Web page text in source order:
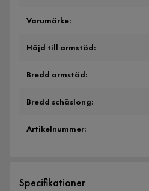
Varumärke:
Höjd till armstöd:
Bredd armstöd:
Bredd schäslong:
Artikelnummer:
Specifikationer